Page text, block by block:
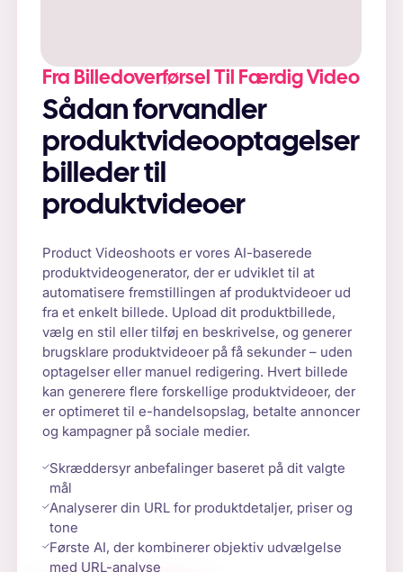
Fra Billedoverførsel Til Færdig Video
Sådan forvandler
produktvideooptagelser
billeder til
produktvideoer
Product Videoshoots er vores AI-baserede
produktvideogenerator, der er udviklet til at
automatisere fremstillingen af produktvideoer ud
fra et enkelt billede. Upload dit produktbillede,
vælg en stil eller tilføj en beskrivelse, og generer
brugsklare produktvideoer på få sekunder – uden
optagelser eller manuel redigering. Hvert billede
kan generere flere forskellige produktvideoer, der
er optimeret til e-handelsopslag, betalte annoncer
og kampagner på sociale medier.
Skræddersyr anbefalinger baseret på dit valgte
mål
Analyserer din URL for produktdetaljer, priser og
tone
Første AI, der kombinerer objektiv udvælgelse
med URL-analyse